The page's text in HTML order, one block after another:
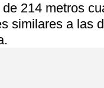
214 metros
similares a las